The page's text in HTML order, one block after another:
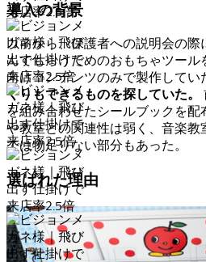
導入の背景
以前から、保護者への説明会の
んでもらうためのおもちゃツー
向けコンテンツのみで製作してい
くりもできるものを探していた。
を組み合わせたシールブックを
や教室との関連性は弱く、音楽
では物足りない部分もあった。
選ばれた理由